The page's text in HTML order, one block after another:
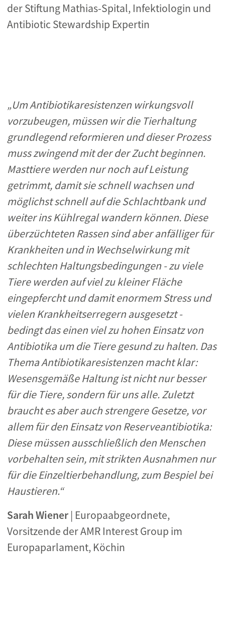
der Stiftung Mathias-Spital, Infektiologin und
Antibiotic Stewardship Expertin
„Um Antibiotikaresistenzen wirkungsvoll
vorzubeugen, müssen wir die Tierhaltung
grundlegend reformieren und dieser Prozess
muss zwingend mit der der Zucht beginnen.
Masttiere werden nur noch auf Leistung
getrimmt, damit sie schnell wachsen und
möglichst schnell auf die Schlachtbank und
weiter ins Kühlregal wandern können. Diese
überzüchteten Rassen sind aber anfälliger für
Krankheiten und in Wechselwirkung mit
schlechten Haltungsbedingungen - zu viele
Tiere werden auf viel zu kleiner Fläche
eingepfercht und damit enormem Stress und
vielen Krankheitserregern ausgesetzt -
bedingt das einen viel zu hohen Einsatz von
Antibiotika um die Tiere gesund zu halten. Das
Thema Antibiotikaresistenzen macht klar:
Wesensgemäße Haltung ist nicht nur besser
für die Tiere, sondern für uns alle.Zuletzt
braucht es aber auch strengere Gesetze, vor
allem für den Einsatz von Reserveantibiotika:
Diese müssen ausschließlich den Menschen
vorbehalten sein, mit strikten Ausnahmen nur
für die Einzeltierbehandlung, zum Bespiel bei
Haustieren.“
Sarah Wiener | Europaabgeordnete,
Vorsitzende der AMR Interest Group im
Europaparlament, Köchin